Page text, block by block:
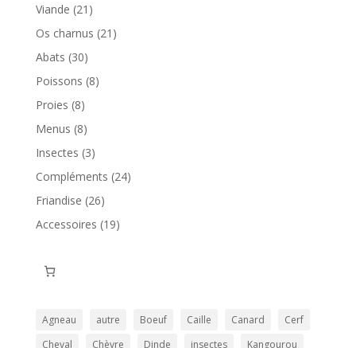
Viande 21 21
produits
Os charnus 21 21
Abats 3030
produits
Poissons 88
Proies 88
produits
Menus 88
produits
Insectes 33
produits
Compléments 2424
Friandise 2626
produits
Accessoires 1919
Agneau autre Boeuf Caille Canard
Cerf
Cheval
Chèvre Dinde insectes
Kangourou